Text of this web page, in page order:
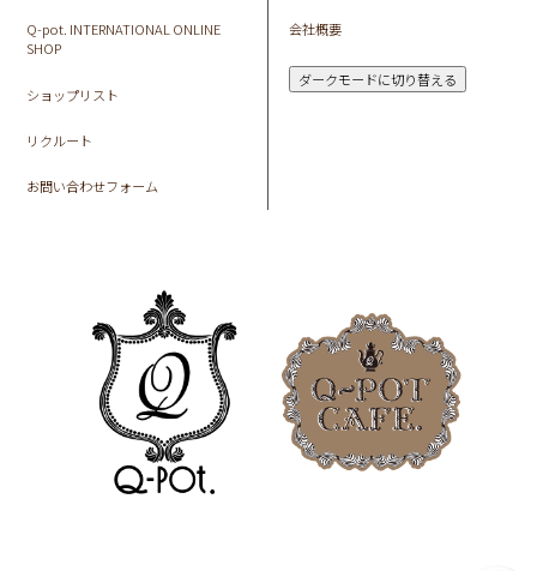
Q-pot. INTERNATIONAL ONLINE
SHOP
ショップリスト
リクルート
お問い合わせフォーム
会社概要
ダークモードに切り替える